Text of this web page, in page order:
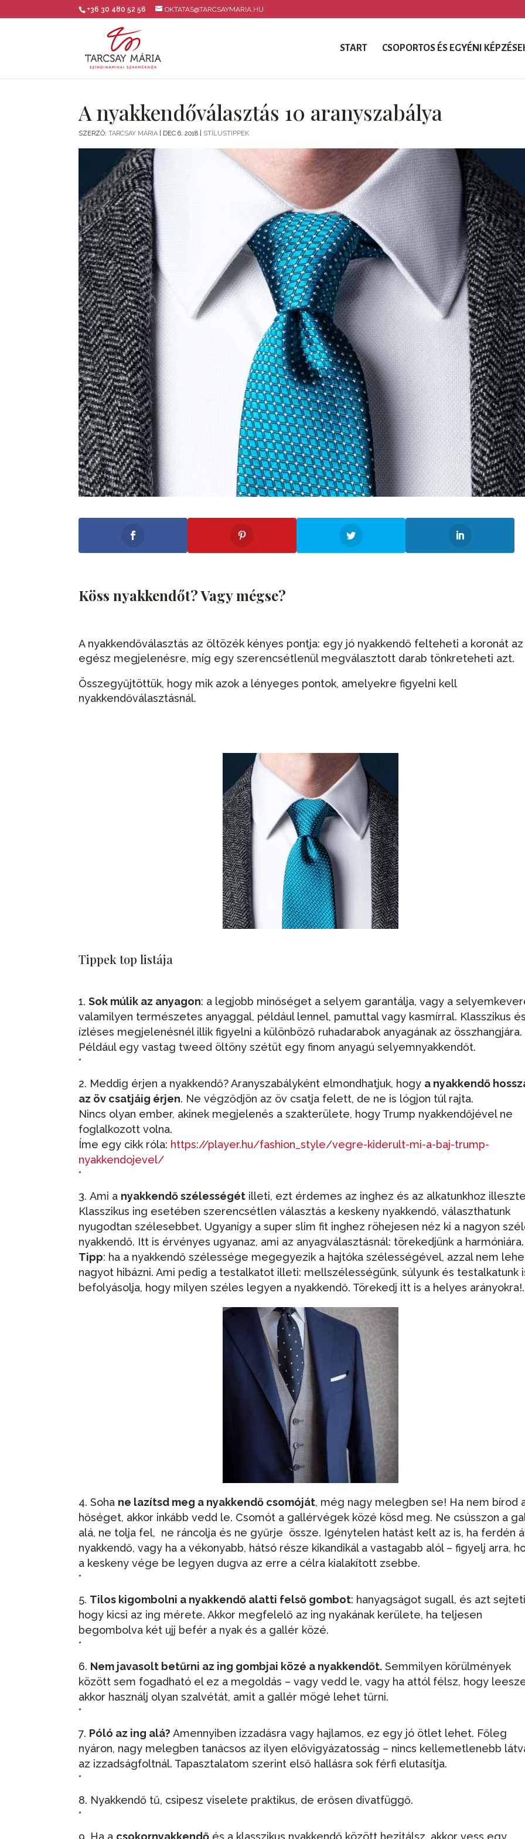
+36 30 480 52 56 OKTATAS@TARCSAYMARIA.HU
START CSOPORTOS ÉS EGYÉNI
A nyakkendőválasztás 10 aranyszabálya
SZERZŐ:TARCSAY MÁRIA DEC 6, 2018 STÍLUSTIPPEK
Köss nyakkendőt? Vagy mégse?
A nyakkendőválasztás az öltözék kényes pontja: egy jó nyakkendő felteheti a koronát az
egész megjelenésre, míg egy szerencsétlenül megválasztott darab tönkreteheti azt.
Összegyűjtöttük, hogy mik azok a lényeges pontok, amelyekre figyelni kell
nyakkendőválasztásnál.
Tippek top listája
Sok múlik az anyagon: a legjobb minőséget a selyem garantálja, vagy a
valamilyen természetes anyaggal, például lennel, pamuttal vagy kasmírral. Klasszikus és
ízléses megjelenésnél illik figyelni a különböző ruhadarabok anyagának az összhangjára.
Például egy vastag tweed öltöny szétüt egy finom anyagú selyemnyakkendőt.
*
Meddig érjen a nyakkendő? Aranyszabályként elmondhatjuk, hogy a nyakkendő
az öv csatjáig érjen. Ne végződjön az öv csatja felett, de ne is lógjon túl rajta.
Nincs olyan ember, akinek megjelenés a szakterülete, hogy Trump nyakkendőjével ne
foglalkozott volna.
Íme egy cikk róla: https://player.hu/fashion_style/vegre-kiderult-mi-a-baj-trump-
nyakkendojevel/
*
Ami a nyakkendő szélességét illeti, ezt érdemes az inghez és az alkatunkhoz
Klasszikus ing esetében szerencsétlen választás a keskeny nyakkendő, választhatunk
nyugodtan szélesebbet. Ugyanígy a super slim fit inghez röhejesen néz ki a nagyon
nyakkendő. Itt is érvényes ugyanaz, ami az anyagválasztásnál: törekedjünk a harmóniára.
Tipp: ha a nyakkendő szélessége megegyezik a hajtóka szélességével, azzal nem
nagyot hibázni. Ami pedig a testalkatot illeti: mellszélességünk, súlyunk és testalkatunk
befolyásolja, hogy milyen széles legyen a nyakkendő. Törekedj itt is a helyes arányokra!.
Soha ne lazítsd meg a nyakkendő csomóját, még nagy melegben se! Ha nem bírod
hőséget, akkor inkább vedd le. Csomót a gallérvégek közé kösd meg. Ne csússzon a
alá, ne tolja fel, ne ráncolja és ne gyűrje össze. Igénytelen hatást kelt az is, ha ferdén
nyakkendő, vagy ha a vékonyabb, hátsó része kikandikál a vastagabb alól – figyelj arra,
a keskeny vége be legyen dugva az erre a célra kialakított zsebbe.
*
Tilos kigombolni a nyakkendő alatti felső gombot: hanyagságot sugall, és azt
hogy kicsi az ing mérete. Akkor megfelelő az ing nyakának kerülete, ha teljesen
begombolva két ujj befér a nyak és a gallér közé.
*
Nem javasolt betűrni az ing gombjai közé a nyakkendőt. Semmilyen körülmények
között sem fogadható el ez a megoldás – vagy vedd le, vagy ha attól félsz, hogy
akkor használj olyan szalvétát, amit a gallér mögé lehet tűrni.
*
Póló az ing alá? Amennyiben izzadásra vagy hajlamos, ez egy jó ötlet lehet. Főleg
nyáron, nagy melegben tanácsos az ilyen elővigyázatosság – nincs kellemetlenebb
az izzadságfoltnál. Tapasztalatom szerint első hallásra sok férfi elutasítja.
*
Nyakkendő tű, csipesz viselete praktikus, de erősen divatfüggő.
*
Ha a csokornyakkendő és a klasszikus nyakkendő között hezitálsz, akkor vess egy